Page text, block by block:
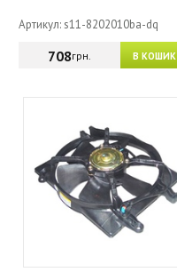
Артикул: s11-8202010ba-dq
В КОШИК
708грн.